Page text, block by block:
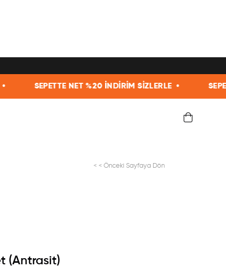
NET %20 İNDİRİM SİZLERLE • SEPETTE NET
< < Önceki Sayfaya Dön
(Antrasit)